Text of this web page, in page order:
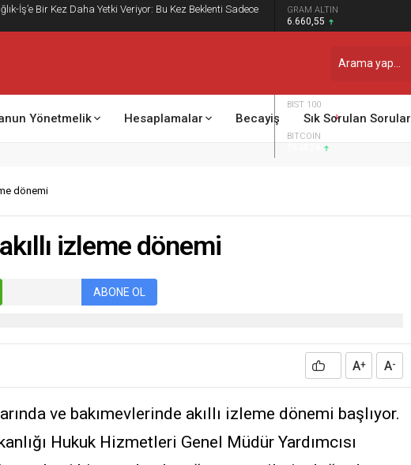
İş’e Bir Kez Daha Yetki Veriyor: Bu Kez Beklenti Sadece
GRAM ALTIN
6.660,55
BIST 100
13.779,39
BITCOIN
Yönetmelik Hesaplamalar Becayiş Sık Sorulan Sorular
dönemi
izleme dönemi
ABONE OL
A+ A-
ve bakımevlerinde akıllı izleme dönemi başlıyor.
Hukuk Hizmetleri Genel Müdür Yardımcısı